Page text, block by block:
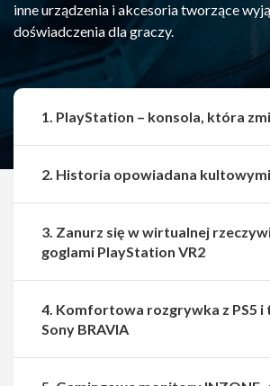
inne urządzenia i akcesoria tworzące
doświadczenia dla graczy.
1. PlayStation – konsola, która
2. Historia opowiadana
3. Zanurz się w wirtualnej
goglami PlayStation VR2
4. Komfortowa rozgrywka z PS5
Sony BRAVIA